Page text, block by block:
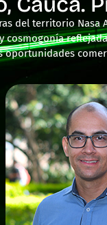
del territorio Nasa
cosmogonía